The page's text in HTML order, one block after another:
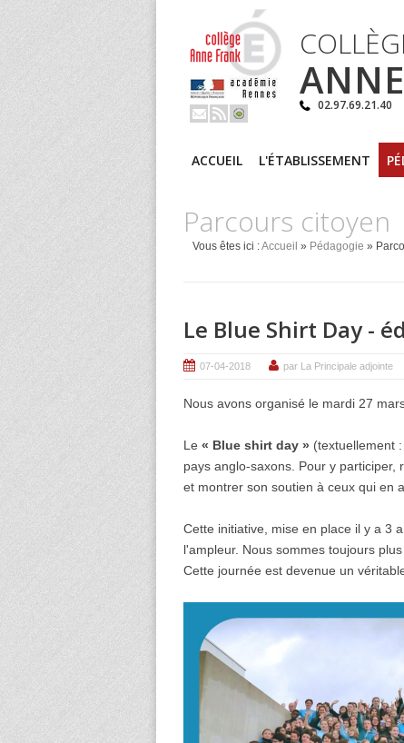
02.97.69.21.40
ACCUEIL L'ÉTABLISSEMENT
Parcours citoyen
Vous êtes ici :Accueil » Pédagogie »
Le Blue Shirt Day -
07-04-2018 par La Principale adjointe
Nous avons organisé le mardi 27
Le « Blue shirt day » (textuellement
pays anglo-saxons. Pour y
et montrer son soutien à ceux qui en
Cette initiative, mise en place il y a 3
l'ampleur. Nous sommes toujours
Cette journée est devenue un